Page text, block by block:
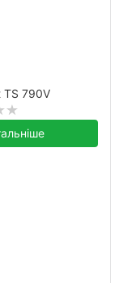
TS 790V